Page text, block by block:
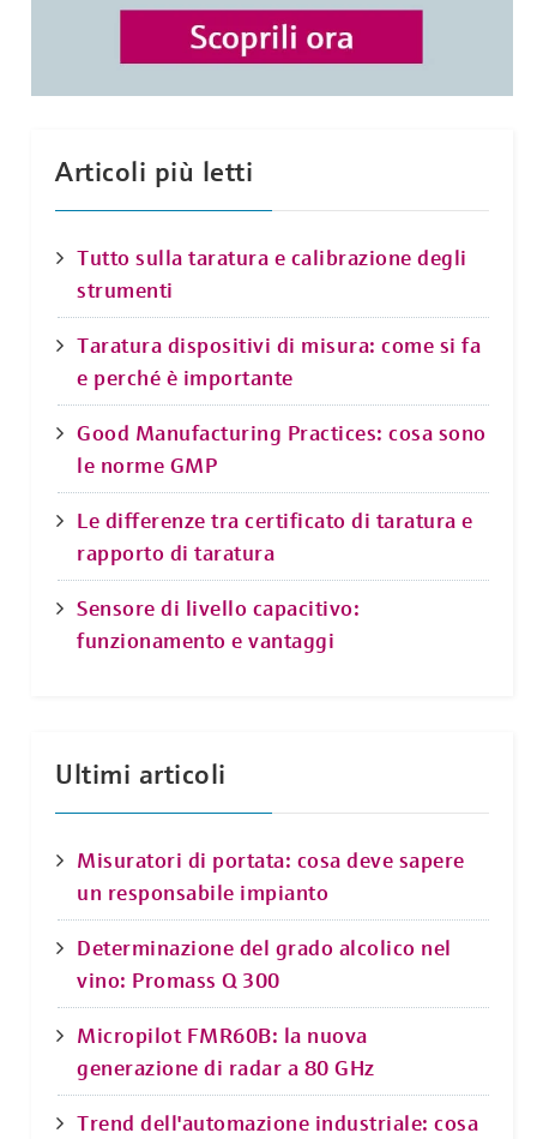
Articoli più letti
Tutto sulla taratura e calibrazione degli
strumenti
Taratura dispositivi di misura: come si fa
e perché è importante
Good Manufacturing Practices: cosa sono
le norme GMP
Le differenze tra certificato di taratura e
rapporto di taratura
Sensore di livello capacitivo:
funzionamento e vantaggi
Ultimi articoli
Misuratori di portata: cosa deve sapere
un responsabile impianto
Determinazione del grado alcolico nel
vino: Promass Q 300
Micropilot FMR60B: la nuova
generazione di radar a 80 GHz
Trend dell'automazione industriale: cosa